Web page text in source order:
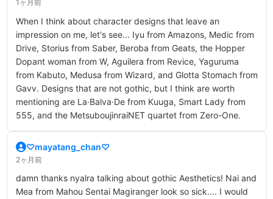
1ヶ月前
When I think about character designs that leave an
impression on me, let's see... Iyu from Amazons, Medic from
Drive, Storius from Saber, Beroba from Geats, the Hopper
Dopant woman from W, Aguilera from Revice, Yaguruma
from Kabuto, Medusa from Wizard, and Glotta Stomach from
Gavv. Designs that are not gothic, but I think are worth
mentioning are La·Balva·De from Kuuga, Smart Lady from
555, and the MetsuboujinraiNET quartet from Zero-One.
♡mayatang_chan♡
2ヶ月前
damn thanks nyalra talking about gothic Aesthetics! Nai and
Mea from Mahou Sentai Magiranger look so sick.... I would